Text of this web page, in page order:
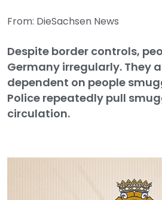
From: DieSachsen News
Despite border controls,
Germany irregularly. They
dependent on people
Police repeatedly pull
circulation.